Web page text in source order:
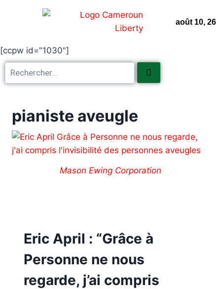
août 10, 26
[ccpw id="1030"]
pianiste aveugle
Mason Ewing Corporation
Eric April : “Grâce à
Personne ne nous
regarde, j’ai compris